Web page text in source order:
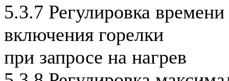
5.3.7 Регулировка
включения горелки
при запросе на нагрев